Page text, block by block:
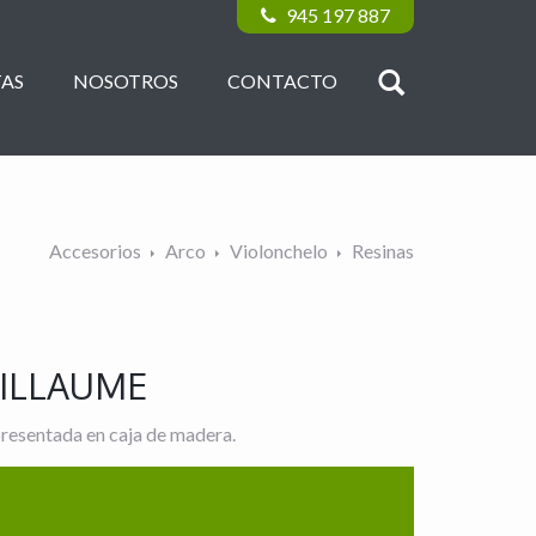
945 197 887
NOSOTROS CONTACTO
Accesorios Arco Violonchelo Resinas
en caja de madera.